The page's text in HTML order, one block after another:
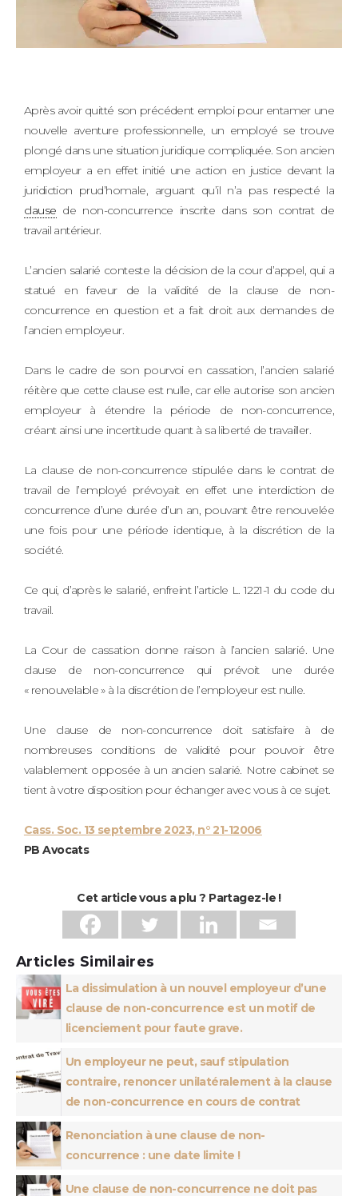
Après avoir quitté son précédent emploi pour entamer une
nouvelle aventure professionnelle, un employé se trouve
plongé dans une situation juridique compliquée. Son ancien
employeur a en effet initié une action en justice devant la
juridiction prud’homale, arguant qu’il n’a pas respecté la
clause de non-concurrence inscrite dans son contrat de
travail antérieur.
L’ancien salarié conteste la décision de la cour d’appel, qui a
statué en faveur de la validité de la clause de non-
concurrence en question et a fait droit aux demandes de
l’ancien employeur.
Dans le cadre de son pourvoi en cassation, l’ancien salarié
réitère que cette clause est nulle, car elle autorise son ancien
employeur à étendre la période de non-concurrence,
créant ainsi une incertitude quant à sa liberté de travailler.
La clause de non-concurrence stipulée dans le contrat de
travail de l’employé prévoyait en effet une interdiction de
concurrence d’une durée d’un an, pouvant être renouvelée
une fois pour une période identique, à la discrétion de la
société.
Ce qui, d’après le salarié, enfreint l’article L. 1221-1 du code du
travail.
La Cour de cassation donne raison à l’ancien salarié. Une
clause de non-concurrence qui prévoit une durée
« renouvelable » à la discrétion de l’employeur est nulle.
Une clause de non-concurrence doit satisfaire à de
nombreuses conditions de validité pour pouvoir être
valablement opposée à un ancien salarié. Notre cabinet se
tient à votre disposition pour échanger avec vous à ce sujet.
Cass. Soc. 13 septembre 2023, n° 21-12006
PB Avocats
Cet article vous a plu ? Partagez-le !
Articles Similaires
La dissimulation à un nouvel employeur d’une
clause de non-concurrence est un motif de
licenciement pour faute grave.
Un employeur ne peut, sauf stipulation
contraire, renoncer unilatéralement à la clause
de non-concurrence en cours de contrat
Renonciation à une clause de non-
concurrence : une date limite !
Une clause de non-concurrence ne doit pas